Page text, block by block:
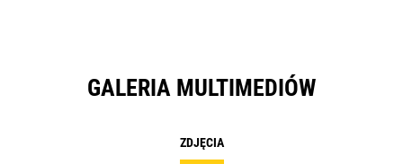
GALERIA MULTIMEDIÓW
ZDJĘCIA